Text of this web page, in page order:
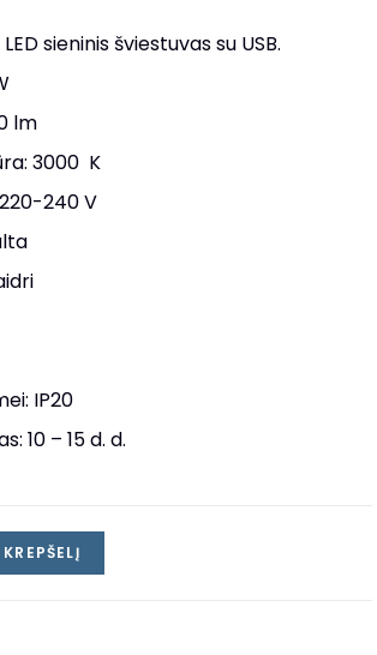
sieninis šviestuvas su USB.
lm
3000 K
240 V
IP20
10 – 15 d. d.